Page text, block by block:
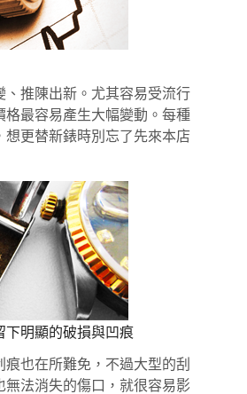
、推陳出新。尤其容易受流行
格最容易產生大幅變動。每種
更替新錶時別忘了先來本店
下明顯的破損與凹痕
也在所難免，不過大型的刮
無法消失的傷口，就很容易影